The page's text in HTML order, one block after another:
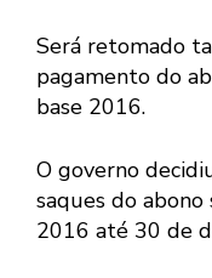
Será retomado
pagamento do
base 2016.
O governo
saques do abono
2016 até 30 de